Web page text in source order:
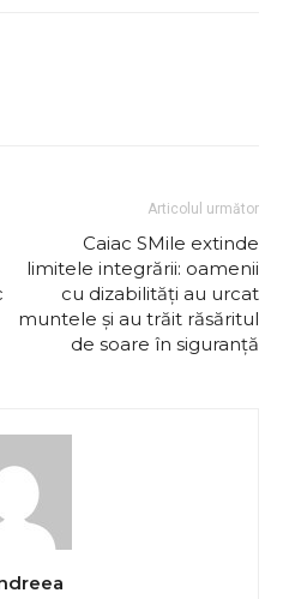
Articolul următor
Caiac SMile extinde
limitele integrării: oamenii
cu dizabilități au urcat
muntele și au trăit răsăritul
de soare în siguranță